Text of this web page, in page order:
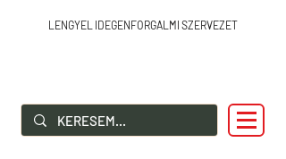
LENGYEL IDEGENFORGALMI SZERVEZET
SZIA LENGYELORSZÁG!